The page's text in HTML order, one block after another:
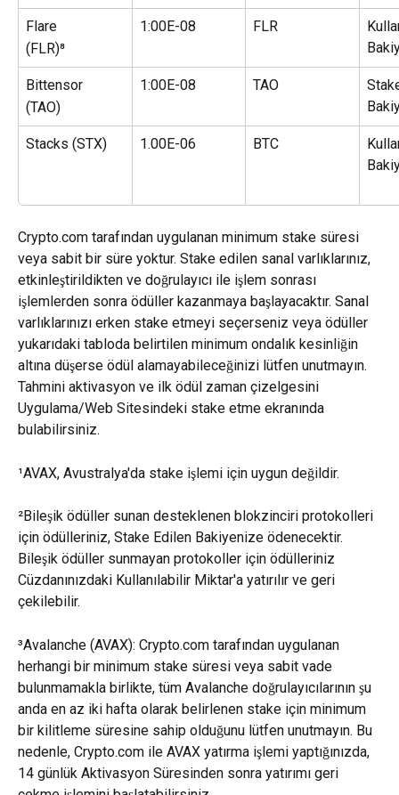
Flare
(FLR)⁸
1:00E-08 FLR
Bittensor
(TAO)
1:00E-08 TAO
Stacks (STX) 1.00E-06 BTC
Crypto.com tarafından uygulanan minimum stake süresi
veya sabit bir süre yoktur. Stake edilen sanal varlıklarınız,
etkinleştirildikten ve doğrulayıcı ile işlem sonrası
işlemlerden sonra ödüller kazanmaya başlayacaktır. Sanal
varlıklarınızı erken stake etmeyi seçerseniz veya ödüller
yukarıdaki tabloda belirtilen minimum ondalık kesinliğin
altına düşerse ödül alamayabileceğinizi lütfen unutmayın.
Tahmini aktivasyon ve ilk ödül zaman çizelgesini
Uygulama/Web Sitesindeki stake etme ekranında
bulabilirsiniz.
¹AVAX, Avustralya'da stake işlemi için uygun değildir.
²Bileşik ödüller sunan desteklenen blokzinciri protokolleri
için ödülleriniz, Stake Edilen Bakiyenize ödenecektir.
Bileşik ödüller sunmayan protokoller için ödülleriniz
Cüzdanınızdaki Kullanılabilir Miktar'a yatırılır ve geri
çekilebilir.
³Avalanche (AVAX): Crypto.com tarafından uygulanan
herhangi bir minimum stake süresi veya sabit vade
bulunmamakla birlikte, tüm Avalanche doğrulayıcılarının şu
anda en az iki hafta olarak belirlenen stake için minimum
bir kilitleme süresine sahip olduğunu lütfen unutmayın. Bu
nedenle, Crypto.com ile AVAX yatırma işlemi yaptığınızda,
14 günlük Aktivasyon Süresinden sonra yatırımı geri